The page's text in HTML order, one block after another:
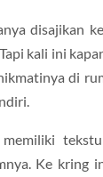
disajikan
kali ini
di
Ke kring